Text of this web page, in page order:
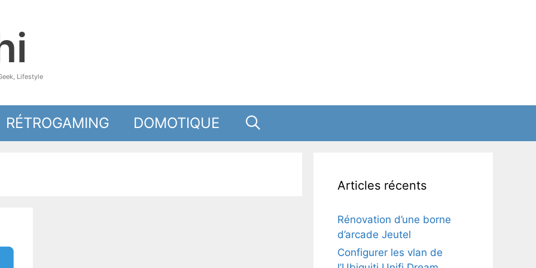
Lifestyle
RÉTROGAMING DOMOTIQUE
Articles récents
Rénovation d’une borne
d’arcade Jeutel
Configurer les vlan de